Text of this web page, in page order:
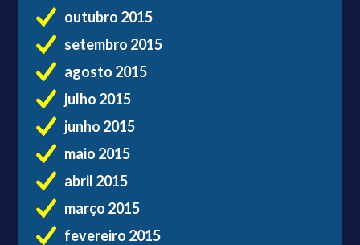
outubro 2015
setembro 2015
agosto 2015
julho 2015
junho 2015
maio 2015
abril 2015
março 2015
fevereiro 2015